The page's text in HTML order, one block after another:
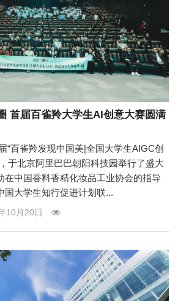
首届百雀羚大学生AI创意大赛圆满
“百雀羚发现中国美|全国大学生AIGC创
于北京阿里巴巴朝阳科技园举行了盛大
在中国香料香精化妆品工业协会的指导
国大学生知行促进计划联...
10月20日